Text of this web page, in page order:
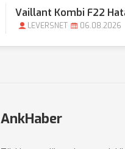
Vaillant Kombi F22
LEVERSNET 06.08.2026
AnkHaber